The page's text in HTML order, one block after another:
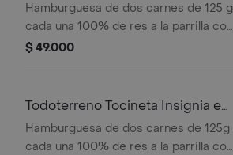
Hamburguesa de dos carnes de 125 g
cada una 100% de res a la parrilla con
salsa bbq, tocineta, queso mozzarella,
$ 49.000
Todoterreno Tocineta Insignia en
combo
Hamburguesa de dos carnes de 125g
cada una 100% de res a la parrilla con